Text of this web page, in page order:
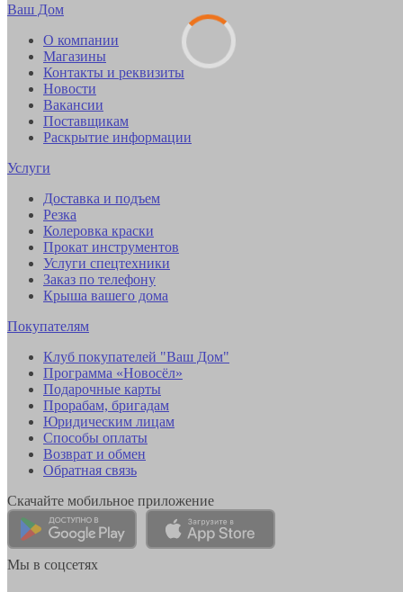
Ваш Дом
О компании
Магазины
Контакты и реквизиты
Новости
Вакансии
Поставщикам
Раскрытие информации
Услуги
Доставка и подъем
Резка
Колеровка краски
Прокат инструментов
Услуги спецтехники
Заказ по телефону
Крыша вашего дома
Покупателям
Клуб покупателей "Ваш Дом"
Программа «Новосёл»
Подарочные карты
Прорабам, бригадам
Юридическим лицам
Способы оплаты
Возврат и обмен
Обратная связь
Скачайте мобильное приложение
Мы в соцсетях